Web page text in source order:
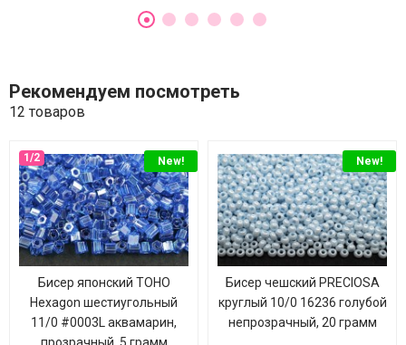
Рекомендуем посмотреть
12 товаров
New!
Бисер японский TOHO
Hexagon шестиугольный
11/0 #0003L аквамарин,
New!
Бисер чешский PRECIOSA
круглый 10/0 16236 голубой
непрозрачный, 20 грамм